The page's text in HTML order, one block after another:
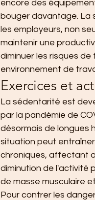
encore des
bouger davantage. La
les employeurs, non
maintenir une
diminuer les risques
environnement de
Exercices et
La sédentarité est
par la pandémie de
désormais de longues
situation peut
chroniques, affectant
diminution de l'activité
de masse musculaire
Pour contrer les